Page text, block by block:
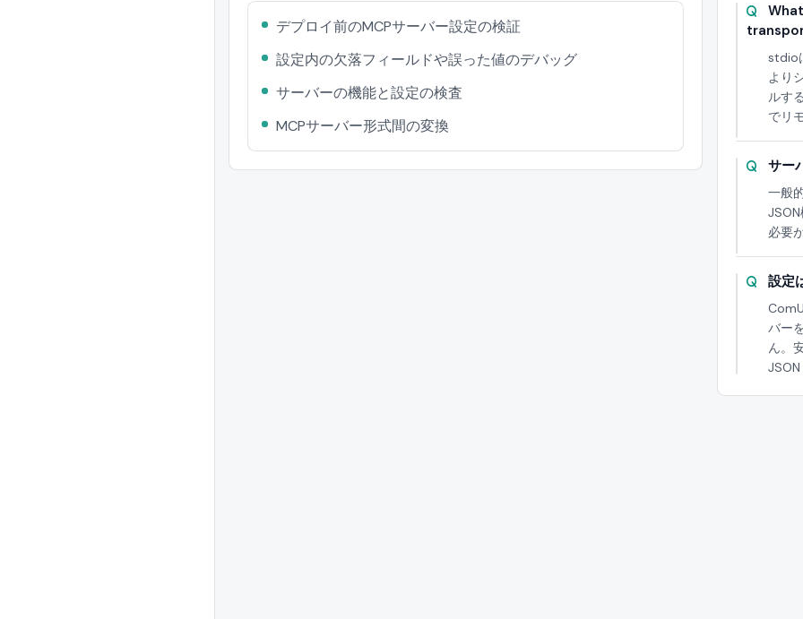
デプロイ前のMCPサーバー設定の検証
設定内の欠落フィールドや誤った値のデバッグ
サーバーの機能と設定の検査
MCPサーバー形式間の変換
stdio
より
ルす
でリ
サー
一般
必要
設定
バー
ん。